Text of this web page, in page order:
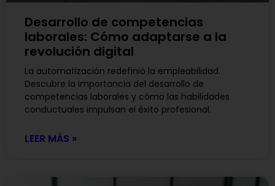
Desarrollo de competencias
laborales: Cómo adaptarse a la
revolución digital
La automatización redefinió la empleabilidad.
Descubre la importancia del desarrollo de
competencias laborales y cómo las habilidades
conductuales impulsan el éxito profesional.
LEER MÁS »